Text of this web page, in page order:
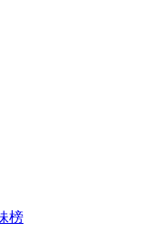
榜